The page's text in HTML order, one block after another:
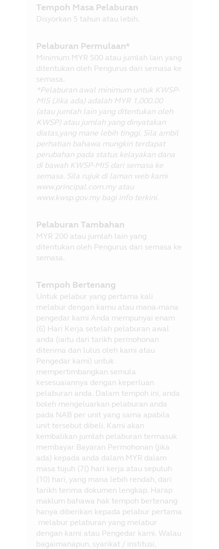
Tempoh Masa Pelaburan
Disyorkan 5 tahun atau lebih.
Pelaburan Permulaan*
Minimum MYR 500 atau jumlah lain yang
ditentukan oleh Pengurus dari semasa ke
semasa.
*Pelaburan awal minimum untuk KWSP-
MIS (Jika ada) adalah MYR 1,000.00
(atau jumlah lain yang ditentukan oleh
KWSP) atau jumlah yang dinyatakan
diatas,yang mane lebih tinggi. Sila ambil
perhatian bahawa mungkin terdapat
perubahan pada status kelayakan dana
di bawah KWSP-MIS dari semasa ke
semasa. Sila rujuk di laman web kami
www.principal.com.my atau
www.kwsp.gov.my bagi info terkini.
Pelaburan Tambahan
MYR 200 atau jumlah lain yang
ditentukan oleh Pengurus dari semasa ke
semasa.
Tempoh Bertenang
Untuk pelabur yang pertama kali
melabur dengan kamu atau mana-mana
pengedar kami Anda mempunyai enam
(6) Hari Kerja setelah pelaburan awal
anda (iaitu dari tarikh permohonan
diterima dan lulus oleh kami atau
Pengedar kami) untuk
mempertimbangkan semula
kesesuaiannya dengan keperluan
pelaburan anda. Dalam tempoh ini, anda
boleh mengeluarkan pelaburan anda
pada NAB per unit yang sama apabila
unit tersebut dibeli. Kami akan
kembalikan jumlah pelaburan termasuk
membayar Bayaran Permohonan (jika
ada) kepada anda dalam MYR dalam
masa tujuh (7() hari kerja atau sepuluh
(10) hari, yang mana lebih rendah, dari
tarikh terima dokumen lengkap. Harap
maklum bahawa hak tempoh bertenang
hanya diberikan kepada pelabur pertama
melabur pelaburan yang melabur
dengan kami atau Pengedar kami. Walau
bagaimanapun, syarikat / institusi,